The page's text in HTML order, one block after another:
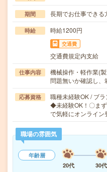
期間 長期でお仕事できる
時給 時給1200円
交通費
交通費規定内支給
仕事内容
機械操作・軽作業(
問題無いか確認し
応募資格
職種未経験OK / ブ
◆未経験OK！〇ま
で気軽にオンライ
職場の雰囲気
年齢層
20代
30代